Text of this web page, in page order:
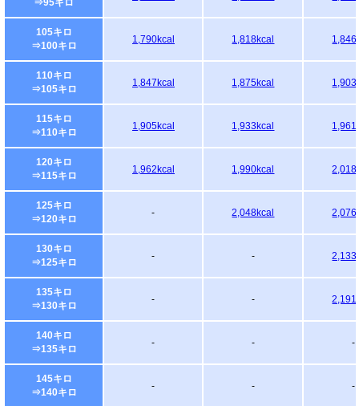
⇒95キロ
105キロ
⇒100キロ
1,790kcal 1,818kcal
110キロ
⇒105キロ
1,847kcal 1,875kcal
115キロ
⇒110キロ
1,905kcal 1,933kcal
120キロ
⇒115キロ
1,962kcal 1,990kcal
125キロ
⇒120キロ
- 2,048kcal
130キロ
⇒125キロ
- -
135キロ
⇒130キロ
- -
140キロ
⇒135キロ
- - -
145キロ
⇒140キロ
- - -